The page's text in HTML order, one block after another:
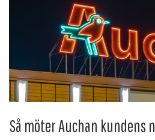
Så möter Auchan